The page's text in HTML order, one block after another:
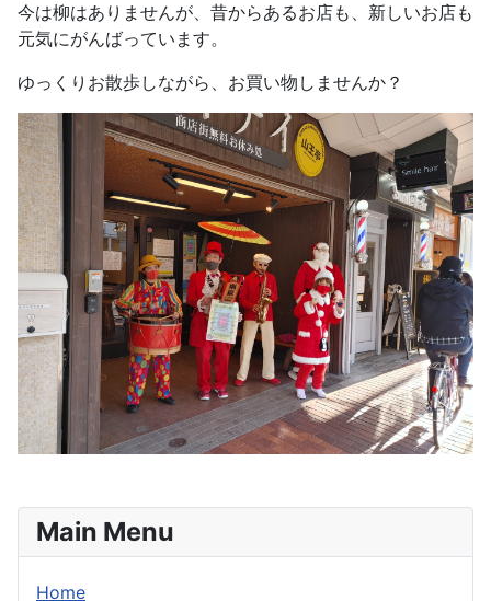
今は柳はありませんが、昔からあるお店も、新しいお店も
元気にがんばっています。
ゆっくりお散歩しながら、お買い物しませんか？
Main Menu
Home